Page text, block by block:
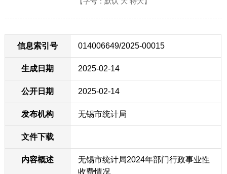
信息索引号 014006649/2025-00015
生成日期 2025-02-14
公开日期 2025-02-14
发布机构 无锡市统计局
文件下载
内容概述
无锡市统计局2024年部门行政事业性
收费情况